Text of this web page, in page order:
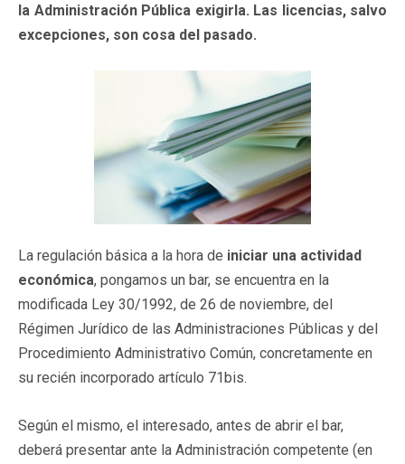
la Administración Pública exigirla. Las licencias, salvo
excepciones, son cosa del pasado.
La regulación básica a la hora de iniciar una actividad
económica, pongamos un bar, se encuentra en la
modificada Ley 30/1992, de 26 de noviembre, del
Régimen Jurídico de las Administraciones Públicas y del
Procedimiento Administrativo Común, concretamente en
su recién incorporado artículo 71bis.
Según el mismo, el interesado, antes de abrir el bar,
deberá presentar ante la Administración competente (en